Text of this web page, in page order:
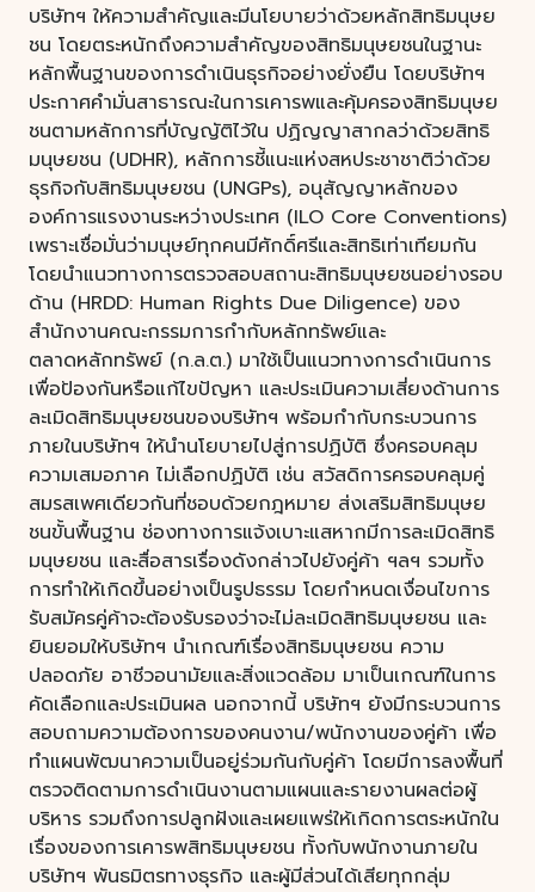
บริษัทฯ ให้ความสำคัญและมีนโยบายว่าด้วยหลักสิทธิมนุษย
ชน โดยตระหนักถึงความสำคัญของสิทธิมนุษยชนในฐานะ
หลักพื้นฐานของการดำเนินธุรกิจอย่างยั่งยืน โดยบริษัทฯ
ประกาศคำมั่นสาธารณะในการเคารพและคุ้มครองสิทธิมนุษย
ชนตามหลักการที่บัญญัติไว้ใน ปฏิญญาสากลว่าด้วยสิทธิ
มนุษยชน (UDHR), หลักการชี้แนะแห่งสหประชาชาติว่าด้วย
ธุรกิจกับสิทธิมนุษยชน (UNGPs), อนุสัญญาหลักของ
องค์การแรงงานระหว่างประเทศ (ILO Core Conventions)
เพราะเชื่อมั่นว่ามนุษย์ทุกคนมีศักดิ์ศรีและสิทธิเท่าเทียมกัน
โดยนำแนวทางการตรวจสอบสถานะสิทธิมนุษยชนอย่างรอบ
ด้าน (HRDD: Human Rights Due Diligence) ของ
สำนักงานคณะกรรมการกำกับหลักทรัพย์และ
ตลาดหลักทรัพย์ (ก.ล.ต.) มาใช้เป็นแนวทางการดำเนินการ
เพื่อป้องกันหรือแก้ไขปัญหา และประเมินความเสี่ยงด้านการ
ละเมิดสิทธิมนุษยชนของบริษัทฯ พร้อมกำกับกระบวนการ
ภายในบริษัทฯ ให้นำนโยบายไปสู่การปฏิบัติ ซึ่งครอบคลุม
ความเสมอภาค ไม่เลือกปฏิบัติ เช่น สวัสดิการครอบคลุมคู่
สมรสเพศเดียวกันที่ชอบด้วยกฎหมาย ส่งเสริมสิทธิมนุษย
ชนขั้นพื้นฐาน ช่องทางการแจ้งเบาะแสหากมีการละเมิดสิทธิ
มนุษยชน และสื่อสารเรื่องดังกล่าวไปยังคู่ค้า ฯลฯ รวมทั้ง
การทำให้เกิดขึ้นอย่างเป็นรูปธรรม โดยกำหนดเงื่อนไขการ
รับสมัครคู่ค้าจะต้องรับรองว่าจะไม่ละเมิดสิทธิมนุษยชน และ
ยินยอมให้บริษัทฯ นำเกณฑ์เรื่องสิทธิมนุษยชน ความ
ปลอดภัย อาชีวอนามัยและสิ่งแวดล้อม มาเป็นเกณฑ์ในการ
คัดเลือกและประเมินผล นอกจากนี้ บริษัทฯ ยังมีกระบวนการ
สอบถามความต้องการของคนงาน/พนักงานของคู่ค้า เพื่อ
ทำแผนพัฒนาความเป็นอยู่ร่วมกันกับคู่ค้า โดยมีการลงพื้นที่
ตรวจติดตามการดำเนินงานตามแผนและรายงานผลต่อผู้
บริหาร รวมถึงการปลูกฝังและเผยแพร่ให้เกิดการตระหนักใน
เรื่องของการเคารพสิทธิมนุษยชน ทั้งกับพนักงานภายใน
บริษัทฯ พันธมิตรทางธุรกิจ และผู้มีส่วนได้เสียทุกกลุ่ม